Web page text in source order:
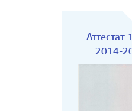
Аттестат
2014-